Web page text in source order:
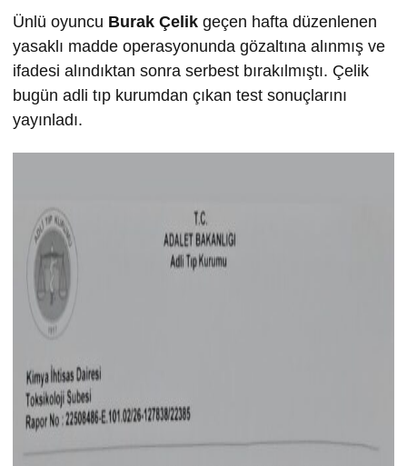
Ünlü oyuncu Burak Çelik geçen hafta düzenlenen
yasaklı madde operasyonunda gözaltına alınmış ve
ifadesi alındıktan sonra serbest bırakılmıştı. Çelik
bugün adli tıp kurumdan çıkan test sonuçlarını
yayınladı.